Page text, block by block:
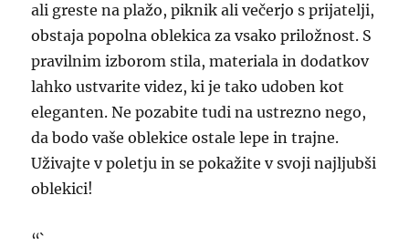
ali greste na plažo, piknik ali večerjo s prijatelji,
obstaja popolna oblekica za vsako priložnost. S
pravilnim izborom stila, materiala in dodatkov
lahko ustvarite videz, ki je tako udoben kot
eleganten. Ne pozabite tudi na ustrezno nego,
da bodo vaše oblekice ostale lepe in trajne.
Uživajte v poletju in se pokažite v svoji najljubši
oblekici!
“`